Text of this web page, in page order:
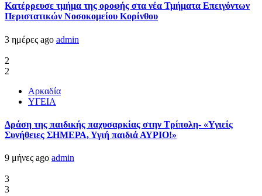
Kατέρρευσε τμήμα της οροφής στα νέα Τμήματα Επειγόντων
Περιστατικών Νοσοκομείου Κορίνθου
3 ημέρες ago admin
2
2
Αρκαδία
ΥΓΕΙΑ
Δράση της παιδικής παχυσαρκίας στην Τρίπολη- «Υγιείς
Συνήθειες ΣΗΜΕΡΑ, Υγιή παιδιά ΑΥΡΙΟ!»
9 μήνες ago admin
3
3